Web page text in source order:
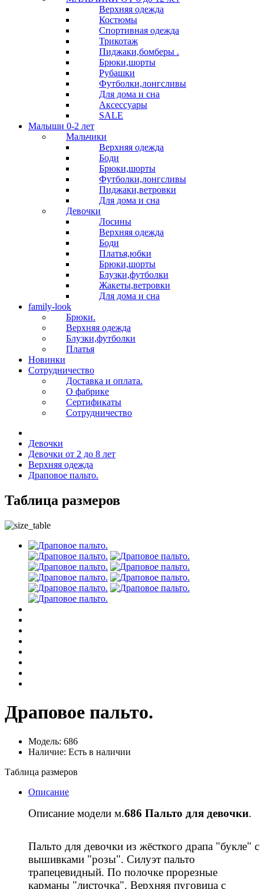
Верхняя одежда
Костюмы
Спортивная одежда
Трикотаж
Пиджаки,бомберы .
Брюки,шорты
Рубашки
Футболки,лонгсливы
Для дома и сна
Аксессуары
SALE
Малыши 0-2 лет
Мальчики
Верхняя одежда
Боди
Брюки,шорты
Футболки,лонгсливы
Пиджаки,ветровки
Для дома и сна
Девочки
Лосины
Верхняя одежда
Боди
Платья,юбки
Брюки,шорты
Блузки,футболки
Жакеты,ветровки
Для дома и сна
family-look
Брюки.
Верхняя одежда
Блузки,футболки
Платья
Новинки
Сотрудничество
Доставка и оплата.
О фабрике
Сертификаты
Сотрудничество
Девочки
Девочки от 2 до 8 лет
Верхняя одежда
Драповое пальто.
Таблица размеров
Драповое пальто.
Модель: 686
Наличие: Есть в наличии
Таблица размеров
Описание
Описание модели м.686 Пальто для девочки.
Пальто для девочки из жёсткого драпа "букле" с
вышивками "розы". Силуэт пальто
трапецевидный. По полочке прорезные
карманы "листочка". Верхняя пуговица с